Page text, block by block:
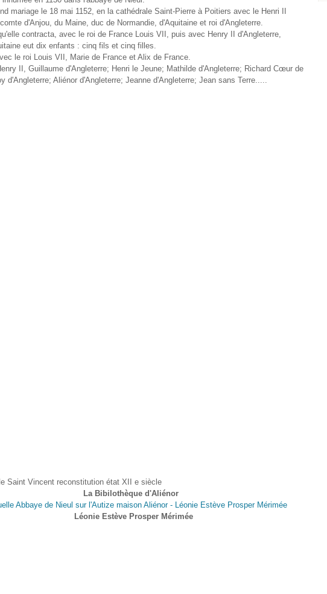
mariage le 18 mai 1152, en la cathédrale Saint-Pierre à Poitiers avec le Henri II
d'Anjou, du Maine, duc de Normandie, d'Aquitaine et roi d'Angleterre.
contracta, avec le roi de France Louis VII, puis avec Henry II d'Angleterre,
eut dix enfants : cinq fils et cinq filles.
le roi Louis VII, Marie de France et Alix de France.
II, Guillaume d'Angleterre; Henri le Jeune; Mathilde d'Angleterre; Richard Cœur de
d'Angleterre; Aliénor d'Angleterre; Jeanne d'Angleterre; Jean sans Terre.....
Saint Vincent reconstitution état XII e siècle
La Bibilothèque d'Aliénor
Léonie Estève Prosper Mérimée